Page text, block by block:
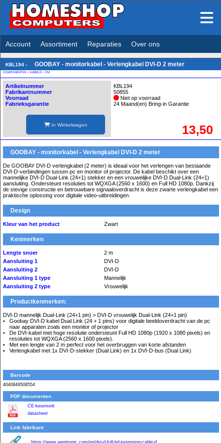
Account Assortiment Reparaties Over ons
KBL194 - GOOBAY - monitorkabel - Verlengkabel DVI-D 2 meter
COMPONENTEN > KABELS > DVI
Artikelnummer
Fabrikantnummer
Voorraad
Fabrieksgarantie
In Winkelwagen
KBL194
50855
Niet op voorraad
24 Maand(en) Bring-in Garantie
13,50
GOOBAY - monitorkabel - Verlengkabel DVI-D 2 meter
De GOOBAY DVI-D verlengkabel (2 meter) is ideaal voor het verlengen van bestaande
DVI-D-verbindingen tussen pc en monitor of projector. De kabel beschikt over een
mannelijke DVI-D Dual-Link (24+1) stekker en een vrouwelijke DVI-D Dual-Link (24+1)
aansluiting. Ondersteunt resoluties tot WQXGA (2560 x 1600) en Full HD 1080p. Dankzij
de stevige constructie en betrouwbare signaaloverdracht is deze zwarte verlengkabel een
praktische oplossing voor digitale video-uitbreidingen.
Design
Kleur van het product Zwart
Kenmerken
Lengte snoer
2 m
Aansluiting 1
DVI-D
Aansluiting 2
DVI-D
Aansluiting 1 type
Mannelijk
Aansluiting 2 type
Vrouwelijk
Productkenmerken:
DVI-D mannelijk Dual-Link (24+1 pin) > DVI-D vrouwelijk Dual-Link (24+1 pin)
Goobay DVI-D kabel Dual Link (24 + 1 pins) voor digitale beeldoverdracht van de pc
naar apparaten zoals een monitor of projector
De DVI-kabel met hoge resolutie ondersteunt Full HD 1080p (1920 x 1080 pixels) en
resoluties tot WQXGA (2560 x 1600 pixels).
Met een lengte van 2 m perfect voor het overbruggen van korte afstanden
Verlengkabel met 1x DVI-D-stekker (Dual Link) en 1x DVI-D-bus (Dual Link)
Barcode
4040849508554
PDF documenten
CE-keurmerk
datasheet
Link fabrikant
https://www.wentronic.com/en/dvi-d-full-hd-extension-cable-d